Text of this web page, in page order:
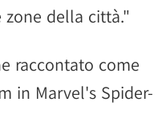
zone della città."
raccontato come
in Marvel's Spider-